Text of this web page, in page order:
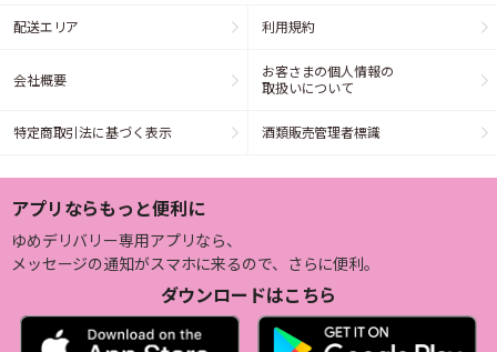
配送エリア 利用規約
会社概要
お客さまの個人情報の
取扱いについて
特定商取引法に基づく表示 酒類販売管理者標識
アプリならもっと便利に
ゆめデリバリー専用アプリなら、
メッセージの通知がスマホに来るので、さらに便利。
ダウンロードはこちら